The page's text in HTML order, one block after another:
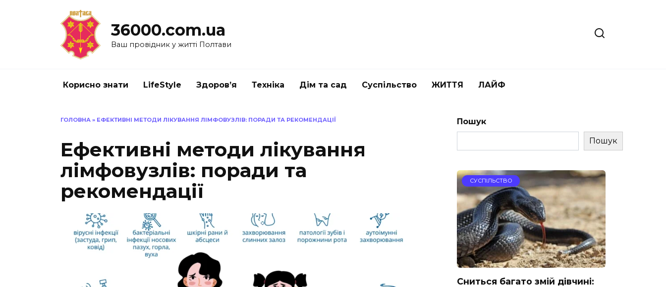
36000.com.ua
Ваш провідник у житті Полтави
Корисно знати LifeStyle Здоров’я Техніка Дім та сад Суспільство ЖИТТЯ ЛАЙФ
ГОЛОВНА » ЕФЕКТИВНІ МЕТОДИ ЛІКУВАННЯ ЛІМФОВУЗЛІВ: ПОРАДИ ТА РЕКОМЕНДАЦІЇ
Ефективні методи лікування
лімфовузлів: поради та
рекомендації
Пошук
Пошук
СУСПІЛЬСТВО
Сниться багато змій дівчині: